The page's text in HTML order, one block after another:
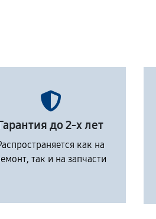
до 2-х лет
как на
так и на запчасти